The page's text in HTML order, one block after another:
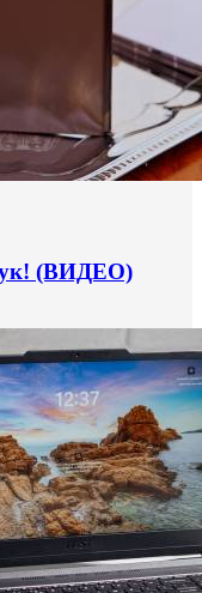
(ВИДЕО)